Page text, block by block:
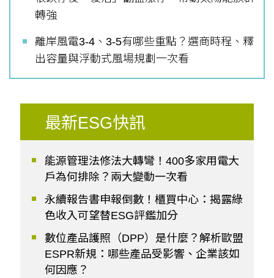
轉強
離岸風電3-4、3-5有哪些重點？選商時程、釋
出容量與浮動式風場規劃一次看
最新ESG快訊
能源管理法修法大轉彎！400多家用電大
戶為何排除？兩大變動一次看
永續報告書申報倒數！櫃買中心：揭露綠
色收入可望替ESG評鑑加分
數位產品護照（DPP）是什麼？解析歐盟
ESPR新規：哪些產品受影響、企業該如
何因應？